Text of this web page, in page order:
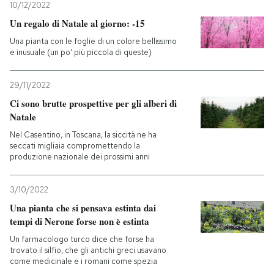
10/12/2022
Un regalo di Natale al giorno: -15
Una pianta con le foglie di un colore bellissimo
e inusuale (un po' più piccola di queste)
29/11/2022
Ci sono brutte prospettive per gli alberi di
Natale
Nel Casentino, in Toscana, la siccità ne ha
seccati migliaia compromettendo la
produzione nazionale dei prossimi anni
3/10/2022
Una pianta che si pensava estinta dai
tempi di Nerone forse non è estinta
Un farmacologo turco dice che forse ha
trovato il silfio, che gli antichi greci usavano
come medicinale e i romani come spezia